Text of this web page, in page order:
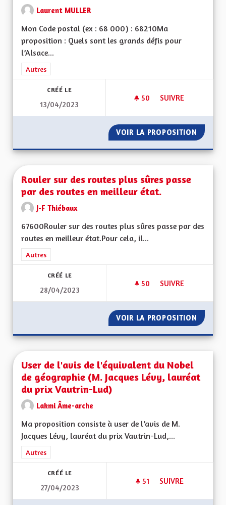
Laurent MULLER
Mon Code postal (ex : 68 000) : 68210Ma
proposition : Quels sont les grands défis pour
l’Alsace...
Filtrer les résultats de la catégorie : Autres
Autres
CRÉÉ LE
13/04/2023
50 50 ABONNÉS
SUIVRE
VOIR LA PROPOSITION
Rouler sur des routes plus sûres passe
par des routes en meilleur état.
J-F Thiébaux
67600Rouler sur des routes plus sûres passe par des
routes en meilleur état.Pour cela, il...
Filtrer les résultats de la catégorie : Autres
Autres
CRÉÉ LE
28/04/2023
50 50 ABONNÉS
SUIVRE
VOIR LA PROPOSITION
User de l'avis de l'équivalent du Nobel
de géographie (M. Jacques Lévy, lauréat
du prix Vautrin-Lud)
Lakmi Âme-arche
Ma proposition consiste à user de l’avis de M.
Jacques Lévy, lauréat du prix Vautrin-Lud,...
Filtrer les résultats de la catégorie : Autres
Autres
CRÉÉ LE
27/04/2023
51 51 ABONNÉS
SUIVRE